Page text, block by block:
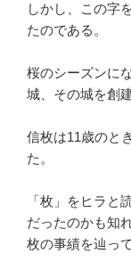
しかし、この字
たのである。
桜のシーズンに
城、その城を創
信枚は11歳のと
た。
「枚」をヒラと
だったのかも知
枚の事績を辿っ